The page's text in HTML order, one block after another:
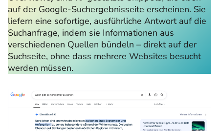
auf der Google-Suchergebnisseite erscheinen. Sie
liefern eine sofortige, ausführliche Antwort auf die
Suchanfrage, indem sie Informationen aus
verschiedenen Quellen bündeln – direkt auf der
Suchseite, ohne dass mehrere Websites besucht
werden müssen.